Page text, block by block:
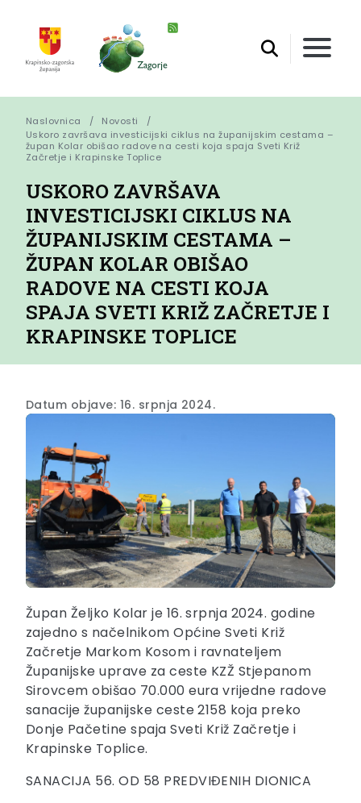
Naslovnica
Novosti
Uskoro završava investicijski ciklus na županijskim cestama –
župan Kolar obišao radove na cesti koja spaja Sveti Križ
Začretje i Krapinske Toplice
USKORO ZAVRŠAVA
INVESTICIJSKI CIKLUS NA
ŽUPANIJSKIM CESTAMA –
ŽUPAN KOLAR OBIŠAO
RADOVE NA CESTI KOJA
SPAJA SVETI KRIŽ ZAČRETJE I
KRAPINSKE TOPLICE
Datum objave: 16. srpnja 2024.
Župan Željko Kolar je 16. srpnja 2024. godine
zajedno s načelnikom Općine Sveti Križ
Začretje Markom Kosom i ravnateljem
Županijske uprave za ceste KZŽ Stjepanom
Sirovcem obišao 70.000 eura vrijedne radove
sanacije županijske ceste 2158 koja preko
Donje Pačetine spaja Sveti Križ Začretje i
Krapinske Toplice.
SANACIJA 56. OD 58 PREDVIĐENIH DIONICA